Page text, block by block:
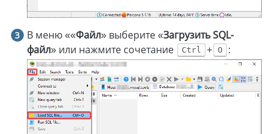
В меню ««Файл» выберите «Загрузить SQL-
файл» или нажмите сочетание Ctrl + O :